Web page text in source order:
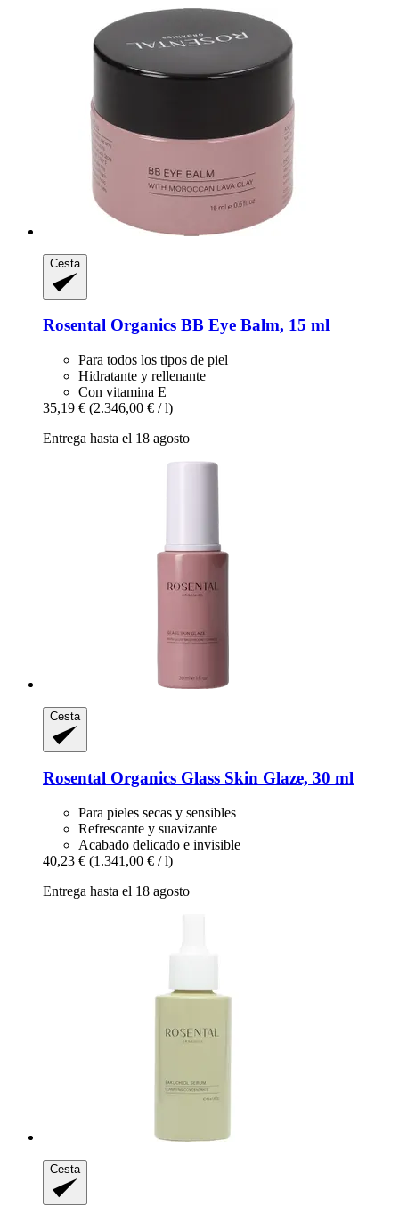
Cesta
Rosental Organics BB Eye Balm, 15 ml
Para todos los tipos de piel
Hidratante y rellenante
Con vitamina E
35,19 € (2.346,00 € / l)
Entrega hasta el 18 agosto
Cesta
Rosental Organics Glass Skin Glaze, 30 ml
Para pieles secas y sensibles
Refrescante y suavizante
Acabado delicado e invisible
40,23 € (1.341,00 € / l)
Entrega hasta el 18 agosto
Cesta